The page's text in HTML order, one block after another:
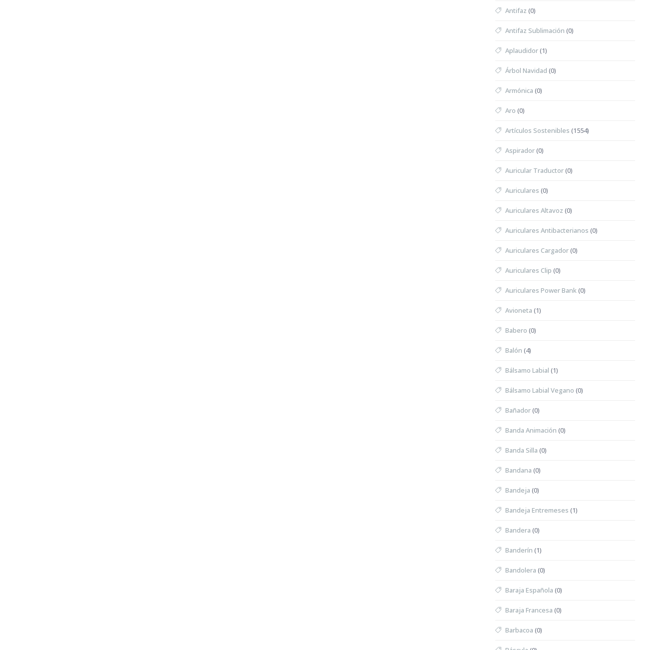
Antifaz (0)
Antifaz Sublimación (0)
Aplaudidor(1)
Árbol Navidad (0)
Armónica (0)
Aro (0)
Artículos Sostenibles (1554)
Aspirador(0)
Auricular Traductor(0)
Auriculares (0)
Auriculares Altavoz (0)
Auriculares Antibacterianos (0)
Auriculares Cargador(0)
Auriculares Clip (0)
Auriculares Power Bank(0)
Avioneta (1)
Babero (0)
Balón (4)
Bálsamo Labial (1)
Bálsamo Labial Vegano (0)
Bañador(0)
Banda Animación (0)
Banda Silla (0)
Bandana (0)
Bandeja (0)
Bandeja Entremeses (1)
Bandera (0)
Banderín (1)
Bandolera (0)
Baraja Española (0)
Baraja Francesa (0)
Barbacoa (0)